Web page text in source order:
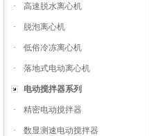
· 高速脱水离心机
· 脱泡离心机
· 低俗冷冻离心机
· 落地式电动离心机
电动搅拌器系列
· 精密电动搅拌器
· 数显测速电动搅拌器